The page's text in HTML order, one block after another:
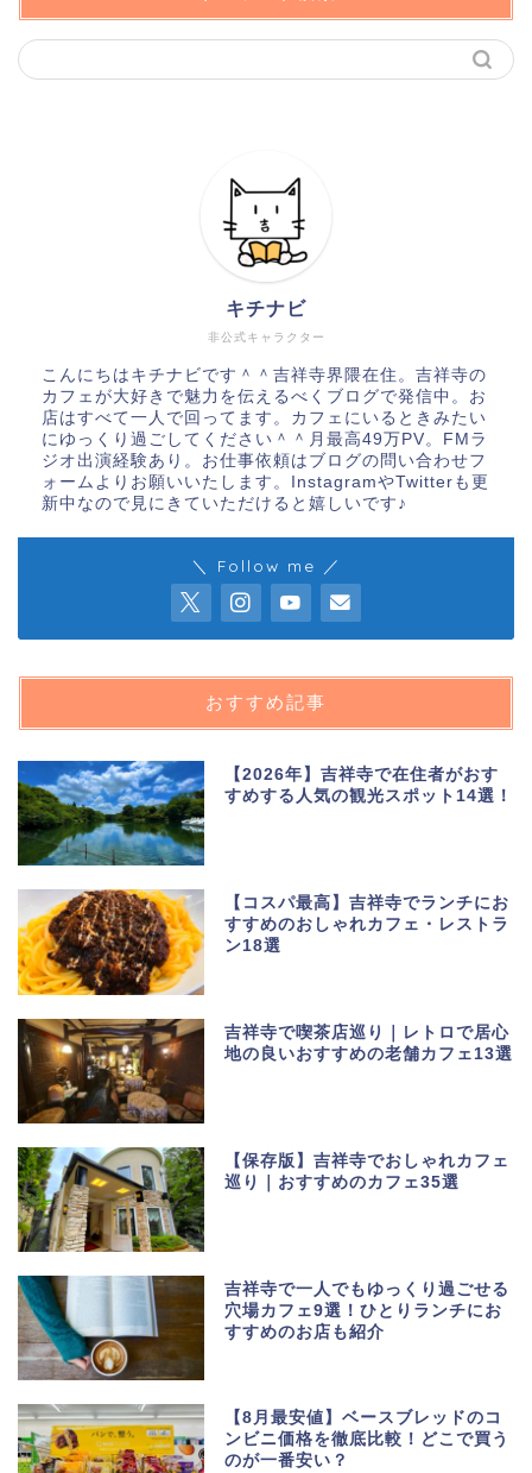
非公式キャラクター
キチナビ
こんにちはキチナビです＾＾吉祥寺界隈在住。吉祥寺の
カフェが大好きで魅力を伝えるべくブログで発信中。お
店はすべて一人で回ってます。カフェにいるときみたい
にゆっくり過ごしてください＾＾月最高49万PV。FMラ
ジオ出演経験あり。お仕事依頼はブログの問い合わせフ
ォームよりお願いいたします。InstagramやTwitterも更
新中なので見にきていただけると嬉しいです♪
＼ Follow me ／
おすすめ記事
【2026年】吉祥寺で在住者がおす
すめする人気の観光スポット14選！
【コスパ最高】吉祥寺でランチにお
すすめのおしゃれカフェ・レストラ
ン18選
吉祥寺で喫茶店巡り｜レトロで居心
地の良いおすすめの老舗カフェ13選
【保存版】吉祥寺でおしゃれカフェ
巡り｜おすすめのカフェ35選
吉祥寺で一人でもゆっくり過ごせる
穴場カフェ9選！ひとりランチにお
すすめのお店も紹介
【8月最安値】ベースブレッドのコ
ンビニ価格を徹底比較！どこで買う
のが一番安い？